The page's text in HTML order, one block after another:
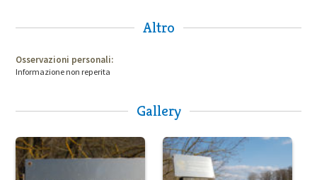
Altro
Osservazioni personali:
Informazione non reperita
Gallery